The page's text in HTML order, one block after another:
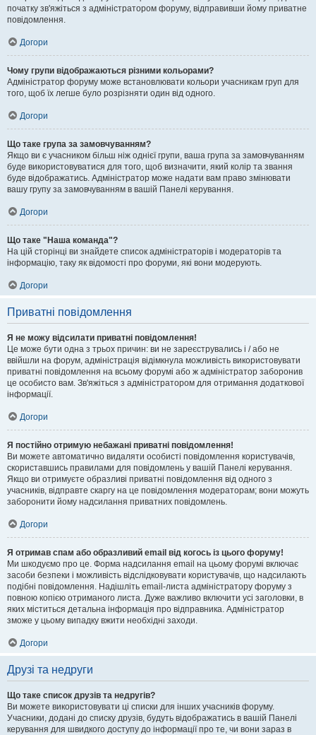
початку зв'яжіться з адміністратором форуму, відправивши йому приватне
повідомлення.
Догори
Чому групи відображаються різними кольорами?
Адміністратор форуму може встановлювати кольори учасникам груп для
того, щоб їх легше було розрізняти один від одного.
Догори
Що таке група за замовчуванням?
Якщо ви є учасником більш ніж однієї групи, ваша група за замовчуванням
буде використовуватися для того, щоб визначити, який колір та звання
буде відображатись. Адміністратор може надати вам право змінювати
вашу групу за замовчуванням в вашій Панелі керування.
Догори
Що таке "Наша команда"?
На цій сторінці ви знайдете список адміністраторів і модераторів та
інформацію, таку як відомості про форуми, які вони модерують.
Догори
Приватні повідомлення
Я не можу відсилати приватні повідомлення!
Це може бути одна з трьох причин: ви не зареєструвались і / або не
ввійшли на форум, адміністрація відімкнула можливість використовувати
приватні повідомлення на всьому форумі або ж адміністратор заборонив
це особисто вам. Зв'яжіться з адміністратором для отримання додаткової
інформації.
Догори
Я постійно отримую небажані приватні повідомлення!
Ви можете автоматично видаляти особисті повідомлення користувачів,
скориставшись правилами для повідомлень у вашій Панелі керування.
Якщо ви отримуєте образливі приватні повідомлення від одного з
учасників, відправте скаргу на це повідомлення модераторам; вони можуть
заборонити йому надсилання приватних повідомлень.
Догори
Я отримав спам або образливий email від когось із цього форуму!
Ми шкодуємо про це. Форма надсилання email на цьому форумі включає
засоби безпеки і можливість відслідковувати користувачів, що надсилають
подібні повідомлення. Надішліть email-листа адміністратору форуму з
повною копією отриманого листа. Дуже важливо включити усі заголовки, в
яких міститься детальна інформація про відправника. Адміністратор
зможе у цьому випадку вжити необхідні заходи.
Догори
Друзі та недруги
Що таке список друзів та недругів?
Ви можете використовувати ці списки для інших учасників форуму.
Учасники, додані до списку друзів, будуть відображатись в вашій Панелі
керування для швидкого доступу до інформації про те, чи вони зараз в